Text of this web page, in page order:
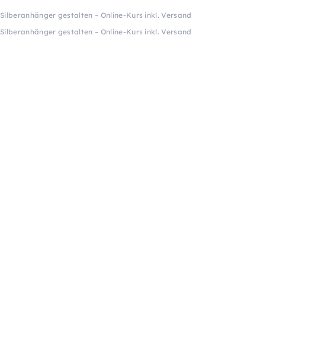
Silberanhänger gestalten – Online-Kurs inkl. Versand
Silberanhänger gestalten – Online-Kurs inkl. Versand